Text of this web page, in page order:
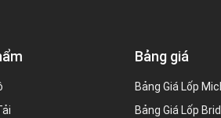
Bảng giá
Bảng Giá Lốp
Bảng Giá Lốp